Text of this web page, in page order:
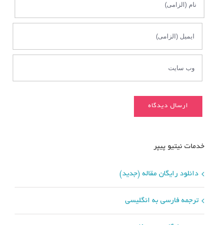
خدمات نیتیو پیپر
دانلود رایگان مقاله (جدید)
ترجمه فارسی به انگلیسی